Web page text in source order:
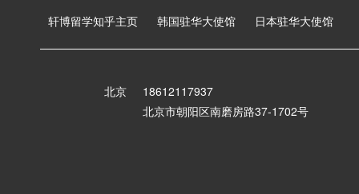
轩博留学知乎主页 韩国驻华大使馆 日本驻华大使馆
北京
18612117937
北京市朝阳区南磨房路37-1702号